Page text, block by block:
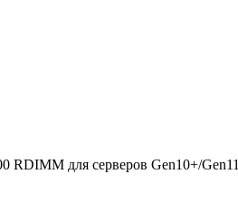
RDIMM для серверов Gen10+/Gen11